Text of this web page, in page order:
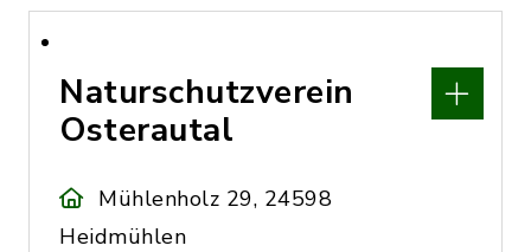
Naturschutzverein
Osterautal
Mühlenholz 29, 24598
Heidmühlen